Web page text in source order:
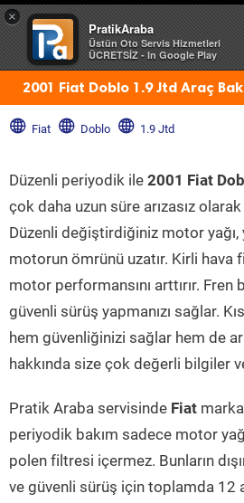
×
PratikAraba
Üstün Oto Servis Hizmetleri
ÜCRETSİZ - In Google Play
2001 Fiat Doblo 1.9 Jtd Araç
Fiat Doblo 1.9 Jtd
Düzenli periyodik ile 2001 Fiat
çok daha uzun süre arızasız
Düzenli değiştirdiğiniz motor yağı,
motorun ömrünü uzatır. Kirli
motor performansını arttırır. Fren
güvenli sürüş yapmanızı sağlar.
hem güvenliğinizi sağlar hem de
hakkında size çok değerli bilgiler
Pratik Araba servisinde Fiat marka
periyodik bakım sadece motor
polen filtresi içermez. Bunların
ve güvenli sürüş için toplamda 12